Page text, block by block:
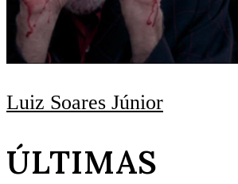
Luiz Soares Júnior
ÚLTIMAS